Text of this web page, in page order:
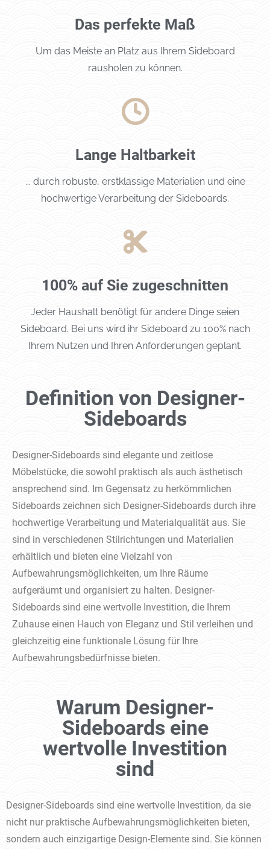
Das perfekte Maß
Um das Meiste an Platz aus Ihrem Sideboard
rausholen zu können.
Lange Haltbarkeit
... durch robuste, erstklassige Materialien und eine
hochwertige Verarbeitung der Sideboards.
100% auf Sie zugeschnitten
Jeder Haushalt benötigt für andere Dinge seien
Sideboard. Bei uns wird ihr Sideboard zu 100% nach
Ihrem Nutzen und Ihren Anforderungen geplant.
Definition von Designer-
Sideboards
Designer-Sideboards sind elegante und zeitlose
Möbelstücke, die sowohl praktisch als auch ästhetisch
ansprechend sind. Im Gegensatz zu herkömmlichen
Sideboards zeichnen sich Designer-Sideboards durch ihre
hochwertige Verarbeitung und Materialqualität aus. Sie
sind in verschiedenen Stilrichtungen und Materialien
erhältlich und bieten eine Vielzahl von
Aufbewahrungsmöglichkeiten, um Ihre Räume
aufgeräumt und organisiert zu halten. Designer-
Sideboards sind eine wertvolle Investition, die Ihrem
Zuhause einen Hauch von Eleganz und Stil verleihen und
gleichzeitig eine funktionale Lösung für Ihre
Aufbewahrungsbedürfnisse bieten.
Warum Designer-
Sideboards eine
wertvolle Investition
sind
Designer-Sideboards sind eine wertvolle Investition, da sie
nicht nur praktische Aufbewahrungsmöglichkeiten bieten,
sondern auch einzigartige Design-Elemente sind. Sie können